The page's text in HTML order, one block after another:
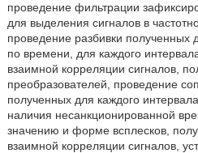
проведение фильтрации
для выделения сигналов в
проведение разбивки
по времени, для каждого
взаимной корреляции сигналов,
преобразователей, проведение
полученных для каждого
наличия несанкционированной
значению и форме всплесков,
взаимной корреляции сигналов,